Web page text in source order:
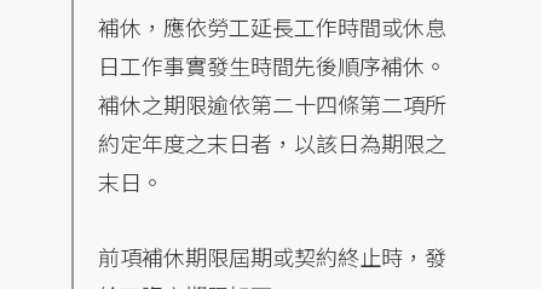
補休，應依勞工延長工作時間或休息
日工作事實發生時間先後順序補休。
補休之期限逾依第二十四條第二項所
約定年度之末日者，以該日為期限之
末日。
前項補休期限屆期或契約終止時，發